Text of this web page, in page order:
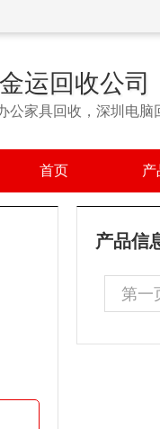
运回收公司
公家具回收，深圳电脑
首页
产品信
第一